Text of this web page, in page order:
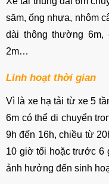
săm, ống nhựa, nhôm
dài thông thường 6m,
2m…
Linh hoạt thời gian
Vì là xe hạ tải từ xe 5
6m có thể di chuyển
9h đến 16h, chiều từ
10 giờ tối hoặc trước 6
ảnh hưởng đến sinh